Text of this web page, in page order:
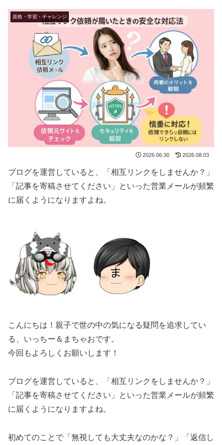
資格・学習・チャレンジ
2026.06.30 2026.08.03
ブログを運営していると、「相互リンクをしませんか？」
「記事を寄稿させてください」といった営業メールが頻繁
に届くようになりますよね。
こんにちは！親子で世の中の気になる疑問を追求してい
る、いっちー＆まちゃおです。
今回もよろしくお願いします！
ブログを運営していると、「相互リンクをしませんか？」
「記事を寄稿させてください」といった営業メールが頻繁
に届くようになりますよね。
初めてのことで「無視しても大丈夫なのかな？」「返信し